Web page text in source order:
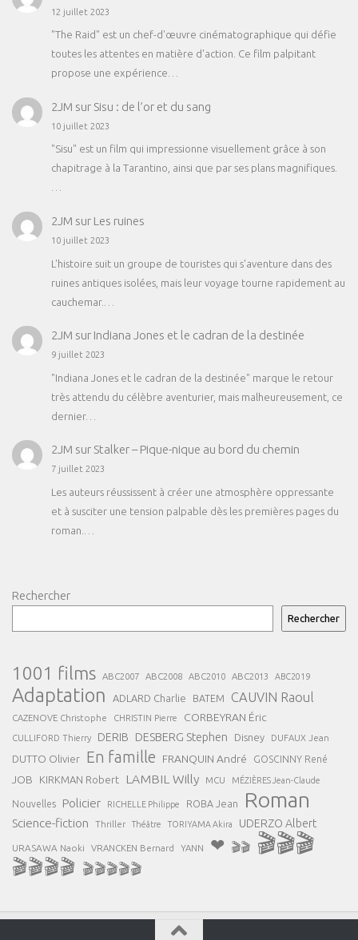
12 juillet 2023
"The Raid" est un chef-d'œuvre cinématographique qui défie
toutes les attentes en matière d'action. Ce film palpitant
propose une expérience…
2JM sur Sisu : de l’or et du sang
10 juillet 2023
"Sisu" est un film qui impressionne visuellement grâce à son
chapitrage à la Tarantino, ainsi que par ses plans magnifiques.
2JM sur Les ruines
10 juillet 2023
L'histoire suit un groupe de touristes qui s'aventure dans des
ruines antiques isolées, mais leur voyage tourne rapidement au
cauchemar.…
2JM sur Indiana Jones et le cadran de la destinée
9 juillet 2023
"Indiana Jones et le cadran de la destinée" marque le retour
très attendu du célèbre aventurier, mais malheureusement, ce
dernier…
2JM sur Stalker – Pique-nique au bord du chemin
7 juillet 2023
Les auteurs réussissent à créer une atmosphère oppressante
et à susciter une tension palpable dès les premières pages du
roman.…
Rechercher
Rechercher
1001 films ABC2007 ABC2008 ABC2010 ABC2013 ABC2019
Adaptation ADLARD Charlie BATEM CAUVIN Raoul
CAZENOVE Christophe CHRISTIN Pierre CORBEYRAN Éric
CULLIFORD Thierry DERIB DESBERG Stephen Disney DUFAUX Jean
DUTTO Olivier En famille FRANQUIN André GOSCINNY René
JOB KIRKMAN Robert LAMBIL Willy MCU MÉZIÈRES Jean-Claude
Nouvelles Policier RICHELLE Philippe ROBA Jean Roman
Science-fiction Thriller Théâtre TORIYAMA Akira UDERZO Albert
URASAWA Naoki VRANCKEN Bernard YANN ❤ 🎬🎬 🎬🎬🎬
🎬🎬🎬🎬 🎬🎬🎬🎬🎬